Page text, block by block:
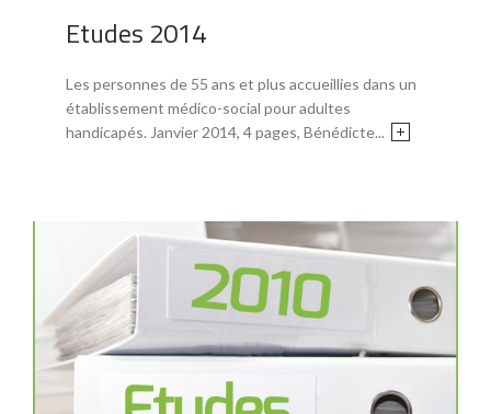
Etudes 2014
Les personnes de 55 ans et plus accueillies dans un
établissement médico-social pour adultes
handicapés. Janvier 2014, 4 pages, Bénédicte...